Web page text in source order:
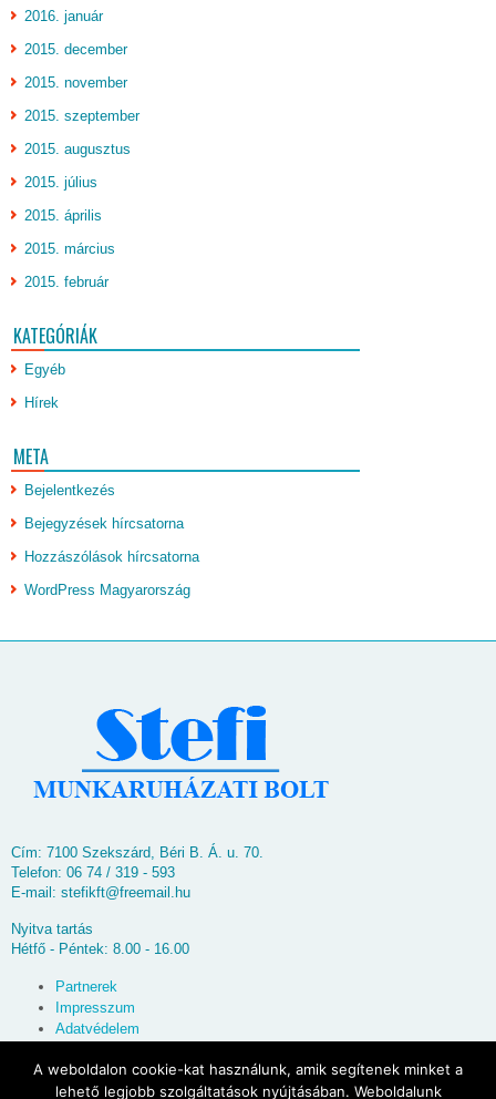
2016. január
2015. december
2015. november
2015. szeptember
2015. augusztus
2015. július
2015. április
2015. március
2015. február
KATEGÓRIÁK
Egyéb
Hírek
META
Bejelentkezés
Bejegyzések hírcsatorna
Hozzászólások hírcsatorna
WordPress Magyarország
Cím: 7100 Szekszárd, Béri B. Á. u. 70.
Telefon: 06 74 / 319 - 593
E-mail: stefikft@freemail.hu
Nyitva tartás
Hétfő - Péntek: 8.00 - 16.00
Partnerek
Impresszum
Adatvédelem
A weboldalon cookie-kat használunk, amik segítenek minket a
lehető legjobb szolgáltatások nyújtásában. Weboldalunk